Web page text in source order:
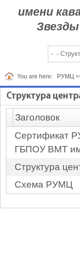
имени
You are here: РУМЦ
Структура
Заголовок
Сертификат
ГБПОУ ВМТ
Структура
Схема РУМЦ